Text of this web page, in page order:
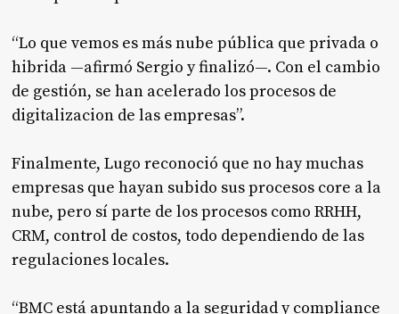
“Lo que vemos es más nube pública que privada o
hibrida —afirmó Sergio y finalizó—. Con el cambio
de gestión, se han acelerado los procesos de
digitalizacion de las empresas”.
Finalmente, Lugo reconoció que no hay muchas
empresas que hayan subido sus procesos core a la
nube, pero sí parte de los procesos como RRHH,
CRM, control de costos, todo dependiendo de las
regulaciones locales.
“BMC está apuntando a la seguridad y compliance